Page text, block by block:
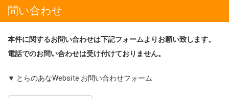
問い合わせ
本件に関するお問い合わせは下記フォームよりお願い致します。
電話でのお問い合わせは受け付けておりません。
▼ とらのあなWebsite お問い合わせフォーム